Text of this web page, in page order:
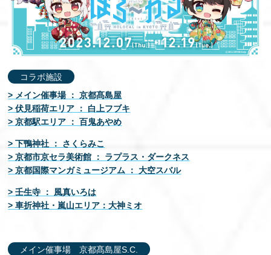
SPECIAL
EN
コラボ施設
> メイン催事場 ： 京都髙島屋
> 伏見稲荷エリア ： 白上フブキ
> 京都駅エリア ： 百鬼あやめ
> 下鴨神社 ： さくらみこ
> 京都市京セラ美術館 ： ラプラス・ダークネス
> 京都国際マンガミュージアム ： 大空スバル
> 壬生寺 ： 風真いろは
> 車折神社・嵐山エリア：大神ミオ
メイン催事場 京都髙島屋S.C.